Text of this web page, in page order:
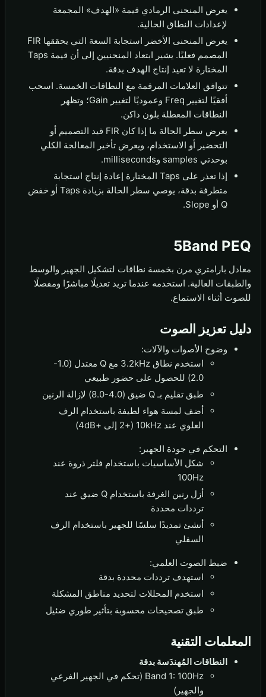
يعرض المنحنى الرمادي قيمة «الهدف» المجمعة
لإعدادات النطاق الحالية.
يعرض المنحنى الأخضر استجابة السعة التي يحققها FIR
المصمم فعليًا. يشير ابتعاد المنحنيين إلى أن قيمة Taps
المختارة لا تعيد إنتاج الهدف بدقة.
تتوافق العلامات المرقمة مع النطاقات الخمسة. اسحب
أفقيًا لتغيير Freq وعموديًا لتغيير Gain؛ وتظهر
النطاقات المعطلة بلون داكن.
يعرض سطر الحالة ما إذا كان FIR قيد التصميم أو
التحضير أو الاستخدام، ويعرض تأخير المعالجة الكلي
بوحدتي samples وmilliseconds.
إذا تعذر على Taps المختارة إعادة إنتاج استجابة
متطرفة بدقة، يوصي سطر الحالة بزيادة Taps أو خفض
Q أو Slope.
5Band PEQ
معادل بارامتري مرن بخمسة نطاقات لتشكيل الجهير والوسط
والطبقات العالية. استخدمه عندما تريد تعديلًا مباشرًا ومفصلًا
للصوت أثناء الاستماع.
دليل تعزيز الصوت
وضوح الأصوات والآلات:
استخدم نطاق 3.2kHz مع Q معتدل (1.0-
2.0) للحصول على حضور طبيعي
طبق تقليم بـ Q ضيق (4.0-8.0) لإزالة الرنين
أضف لمسة هواء لطيفة باستخدام الرف
العلوي عند 10kHz (+2 إلى +4dB)
التحكم في جودة الجهير:
شكل الأساسيات باستخدام فلتر ذروة عند
100Hz
أزل رنين الغرفة باستخدام Q ضيق عند
ترددات محددة
أنشئ تمديدًا سلسًا للجهير باستخدام الرف
السفلي
ضبط الصوت العلمي:
استهدف ترددات محددة بدقة
استخدم المحللات لتحديد مناطق المشكلة
طبق تصحيحات محسوبة بتأثير طوري ضئيل
المعلمات التقنية
النطاقات المُهندَسة بدقة
Band 1: 100Hz (تحكم في الجهير الفرعي
والجهير)